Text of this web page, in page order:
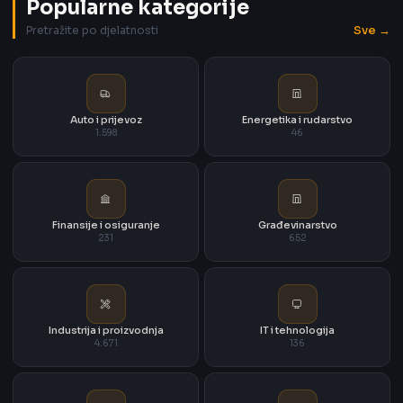
Popularne kategorije
Pretražite po djelatnosti Sve →
Auto i prijevoz
1.598
Energetika i rudarstvo
46
Finansije i osiguranje
231
Građevinarstvo
652
Industrija i proizvodnja
4.671
IT i tehnologija
136